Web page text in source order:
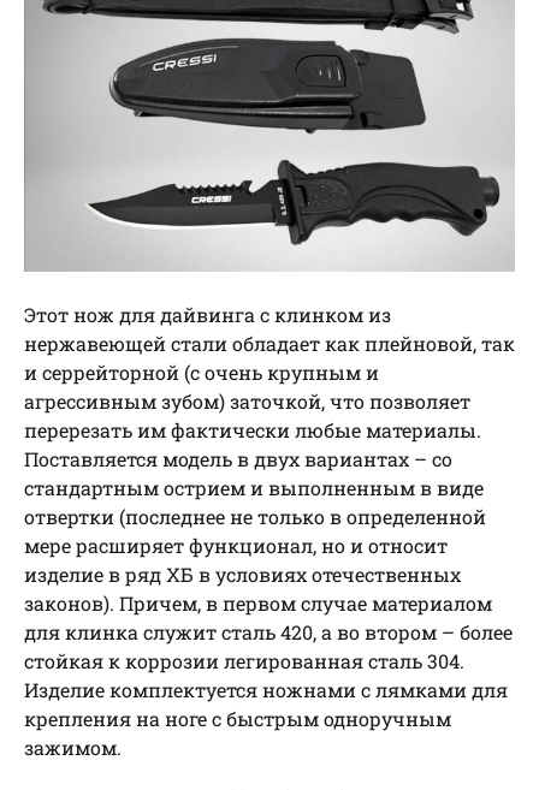
Этот нож для дайвинга с клинком из
нержавеющей стали обладает как плейновой, так
и серрейторной (с очень крупным и
агрессивным зубом) заточкой, что позволяет
перерезать им фактически любые материалы.
Поставляется модель в двух вариантах – со
стандартным острием и выполненным в виде
отвертки (последнее не только в определенной
мере расширяет функционал, но и относит
изделие в ряд ХБ в условиях отечественных
законов). Причем, в первом случае материалом
для клинка служит сталь 420, а во втором – более
стойкая к коррозии легированная сталь 304.
Изделие комплектуется ножнами с лямками для
крепления на ноге с быстрым одноручным
зажимом.